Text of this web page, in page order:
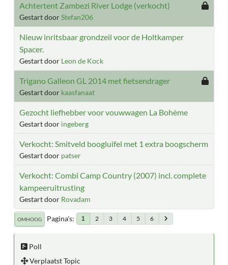
Achtertent Zambezi River Lodge (verkocht)
Gestart doorStefan206
Nieuw inritsbaar grondzeil voor de Holtkamper
Spacer.
Gestart door Leon de Kock
Trigano Galleon GL 2014 met fietsendrager
Gestart door kaasfanaat
Gezocht liefhebber voor vouwwagen La Bohème
Gestart door ingeberg
Verkocht: Smitveld boogluifel met 1 extra boogscherm
Gestart door patser
Verkocht: Combi Camp Country (2007) incl. complete
kampeeruitrusting
Gestart door Rovadam
OMHOOG Pagina's 1 2 3 4 5 6
Poll
Verplaatst Topic